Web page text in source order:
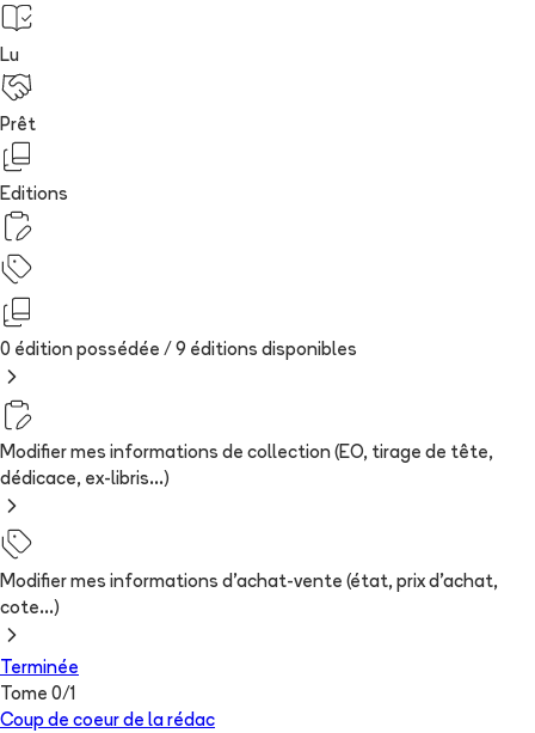
Lu
Prêt
Editions
0 édition possédée / 9 éditions disponibles
Modifier mes informations de collection (EO, tirage de tête,
dédicace, ex-libris...)
Modifier mes informations d'achat-vente (état, prix d'achat,
cote...)
Terminée
Tome 0/1
Coup de coeur de la rédac